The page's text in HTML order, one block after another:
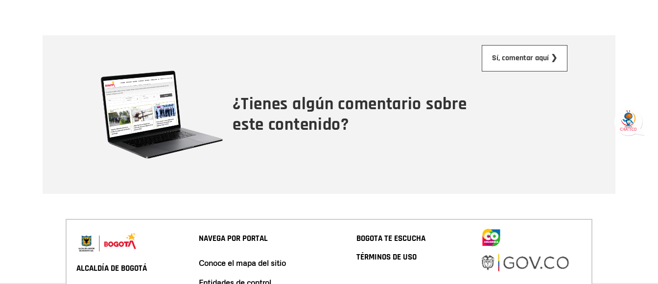
¿Tienes algún comentario sobre
este contenido?
Sí, comentar aquí ❯
ALCALDÍA DE BOGOTÁ
NAVEGA POR PORTAL
Conoce el mapa del sitio
BOGOTA TE ESCUCHA
TÉRMINOS DE USO